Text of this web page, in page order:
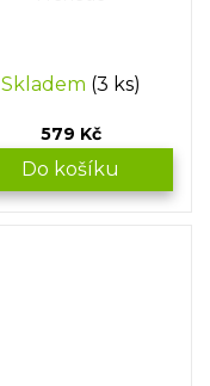
Skladem (3 ks)
579 Kč
Do košíku